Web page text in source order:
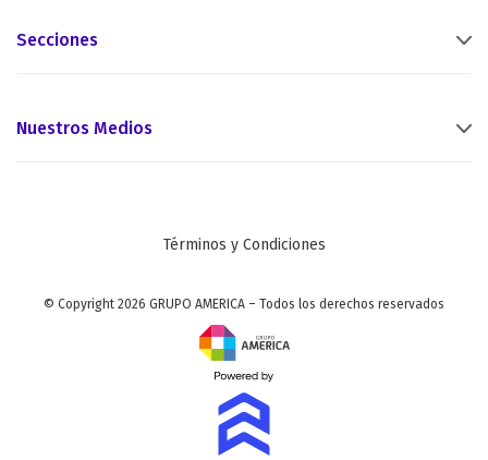
Secciones
Nuestros Medios
Términos y Condiciones
© Copyright 2026 GRUPO AMERICA – Todos los derechos reservados